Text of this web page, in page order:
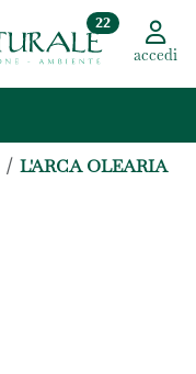
22
accedi
L'ARCA OLEARIA